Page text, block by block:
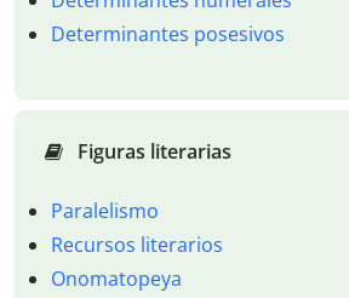
Determinantes posesivos
Figuras literarias
Paralelismo
Recursos literarios
Onomatopeya